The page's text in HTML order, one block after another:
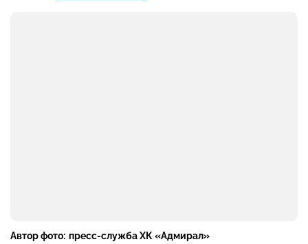
Автор фото: пресс-служба ХК «Адмирал»